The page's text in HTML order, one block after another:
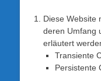
Diese Website
deren Umfang
erläutert
Transiente
Persistente